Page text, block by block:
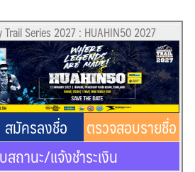
Series 2027 : HUAHIN50 2027
สมัครลงชื่อ
ตรวจสอบรายชื่อ
ถานะ/แจ้งชำระเงิน